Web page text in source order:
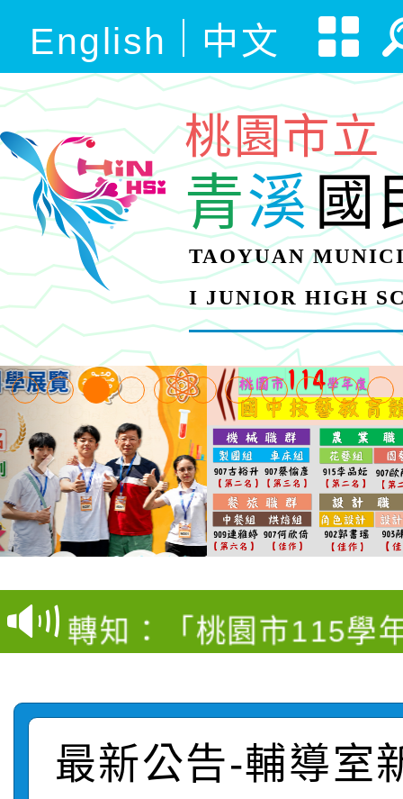
English 中文
桃園市立
青溪國
TAOYUAN
I JUNIOR HIGH
【甄選結果(第4招)】
學年度第1學期第9次
【甄選結果(第12招)】
結果(第12招)
賽及師生本土語及新住
轉知：「桃園市115學
動辦法」
轉知臺中市政府政風處
城市手牽手，綠能透明
轉知：「115學年度全
最新公告-輔導室